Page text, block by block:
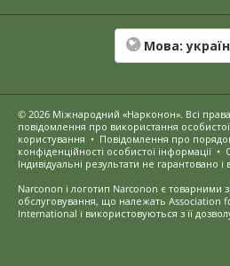
Мова:
© 2026 Міжнародний «Нарконон». Всі
повідомлення про використання
користування • Повідомлення про
конфіденційності особистої інформації •
Індивідуальні результати не гарантовано
Narconon і логотип Narconon є товарними
обслуговування, що належать Association
International і використовуються з її